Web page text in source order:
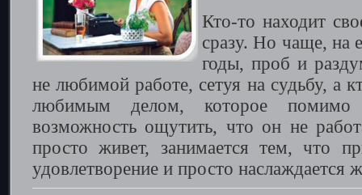
Кто-то находит
сразу. Но чаще, на
годы, проб и
не любимой работе, сетуя на судьбу, а
любимым делом, которое помимо
возможность ощутить, что он не
просто живет, занимается тем, что
удовлетворение и просто наслаждается